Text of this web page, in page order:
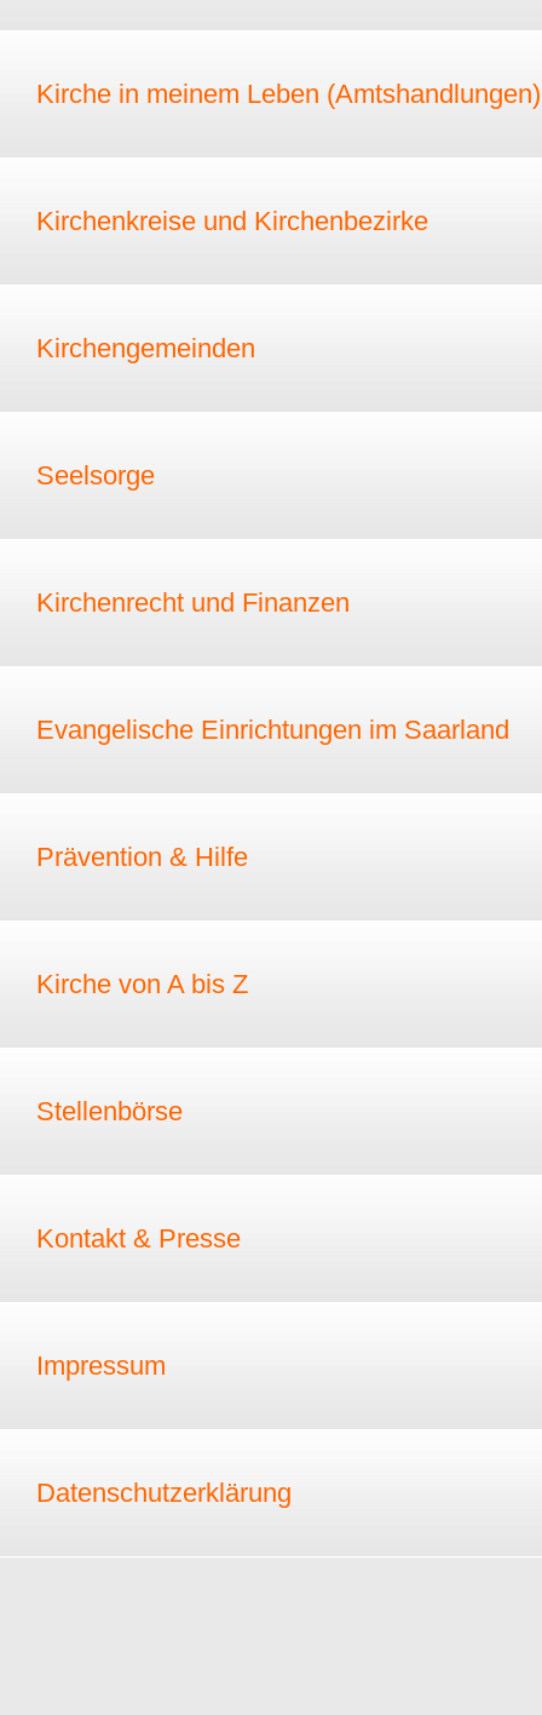
Kirche in meinem Leben (Amtshandlungen)
Kirchenkreise und Kirchenbezirke
Kirchengemeinden
Seelsorge
Kirchenrecht und Finanzen
Evangelische Einrichtungen im Saarland
Prävention & Hilfe
Kirche von A bis Z
Stellenbörse
Kontakt & Presse
Impressum
Datenschutzerklärung